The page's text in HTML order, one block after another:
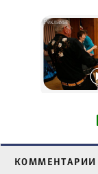
КОММЕНТАРИИ